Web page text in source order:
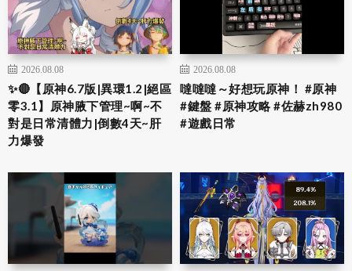
2026.08.08
✨🔴【原神6.7版|異環1.2|絕區
零3.1】原神腋下管理~啊~不
對是日常清體力|倒數4天~肝
力爆發
2026.08.08
噠噠噠～好想玩原神！ #原神
#鍵盤 #原神攻略 #佐赫zh980
#遊戲日常